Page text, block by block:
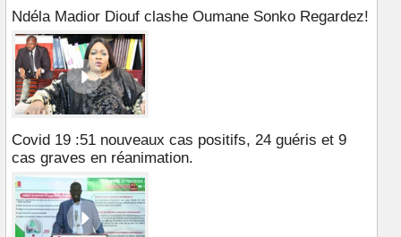
Ndéla Madior Diouf clashe Oumane Sonko Regardez!
Covid 19 :51 nouveaux cas positifs, 24 guéris et 9
cas graves en réanimation.